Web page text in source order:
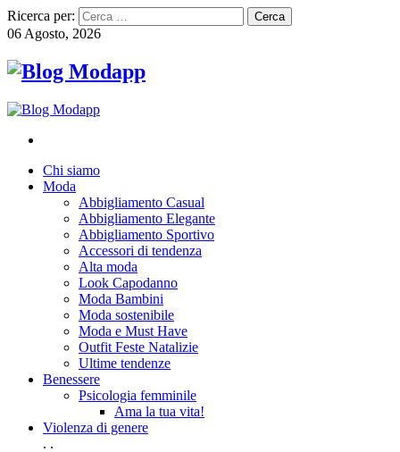
Ricerca per:
06 Agosto, 2026
Chi siamo
Moda
Abbigliamento Casual
Abbigliamento Elegante
Abbigliamento Sportivo
Accessori di tendenza
Alta moda
Look Capodanno
Moda Bambini
Moda sostenibile
Moda e Must Have
Outfit Feste Natalizie
Ultime tendenze
Benessere
Psicologia femminile
Ama la tua vita!
Violenza di genere
. .